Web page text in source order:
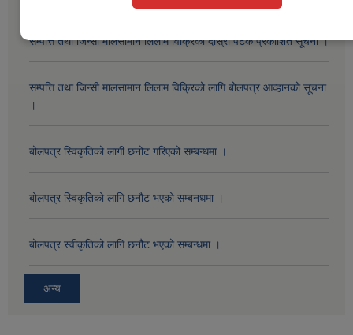
सम्पत्ति तथा जिन्सी मालसामान लिलाम विक्रिको दोस्रो पटक प्रकाशित सूचना ।
सम्पत्ति तथा जिन्सी मालसामान लिलाम विक्रिको लागि बोलपत्र आव्हानको सूचना
।
बोलपत्र स्विकृतिको लागी छनोट गरिएको सम्बन्धमा ।
बोलपत्र स्विकृतिको लागि छनौट भएको सम्बनधमा ।
बोलपत्र स्वीकृतिको लागि छनौट भएको सम्बन्धमा ।
अन्य